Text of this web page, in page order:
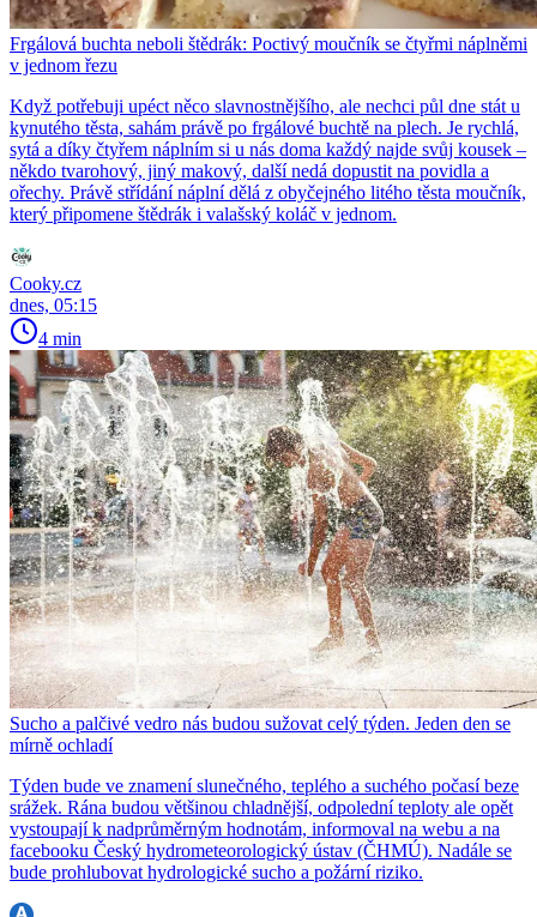
Frgálová buchta neboli štědrák: Poctivý moučník se čtyřmi náplněmi
v jednom řezu
Když potřebuji upéct něco slavnostnějšího, ale nechci půl dne stát u
kynutého těsta, sahám právě po frgálové buchtě na plech. Je rychlá,
sytá a díky čtyřem náplním si u nás doma každý najde svůj kousek –
někdo tvarohový, jiný makový, další nedá dopustit na povidla a
ořechy. Právě střídání náplní dělá z obyčejného litého těsta moučník,
který připomene štědrák i valašský koláč v jednom.
Cooky.cz
dnes, 05:15
4 min
Sucho a palčivé vedro nás budou sužovat celý týden. Jeden den se
mírně ochladí
Týden bude ve znamení slunečného, teplého a suchého počasí beze
srážek. Rána budou většinou chladnější, odpolední teploty ale opět
vystoupají k nadprůměrným hodnotám, informoval na webu a na
facebooku Český hydrometeorologický ústav (ČHMÚ). Nadále se
bude prohlubovat hydrologické sucho a požární riziko.